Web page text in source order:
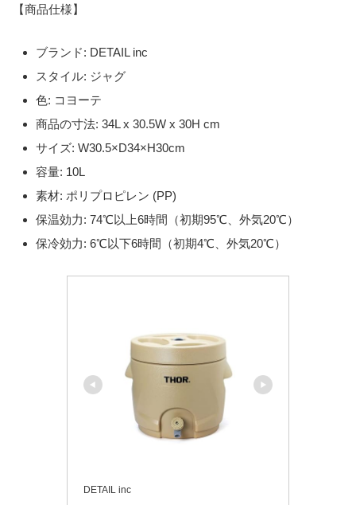
【商品仕様】
ブランド: DETAIL inc
スタイル: ジャグ
色: コヨーテ
商品の寸法: 34L x 30.5W x 30H cm
サイズ: W30.5×D34×H30cm
容量: 10L
素材: ポリプロピレン (PP)
保温効力: 74℃以上6時間（初期95℃、外気20℃）
保冷効力: 6℃以下6時間（初期4℃、外気20℃）
DETAIL inc